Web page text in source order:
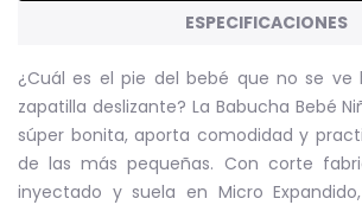
ESPECIFICACIONES
¿Cuál es el pie del bebé que no se ve
zapatilla deslizante? La Babucha Bebé
súper bonita, aporta comodidad y
de las más pequeñas. Con corte
inyectado y suela en Micro